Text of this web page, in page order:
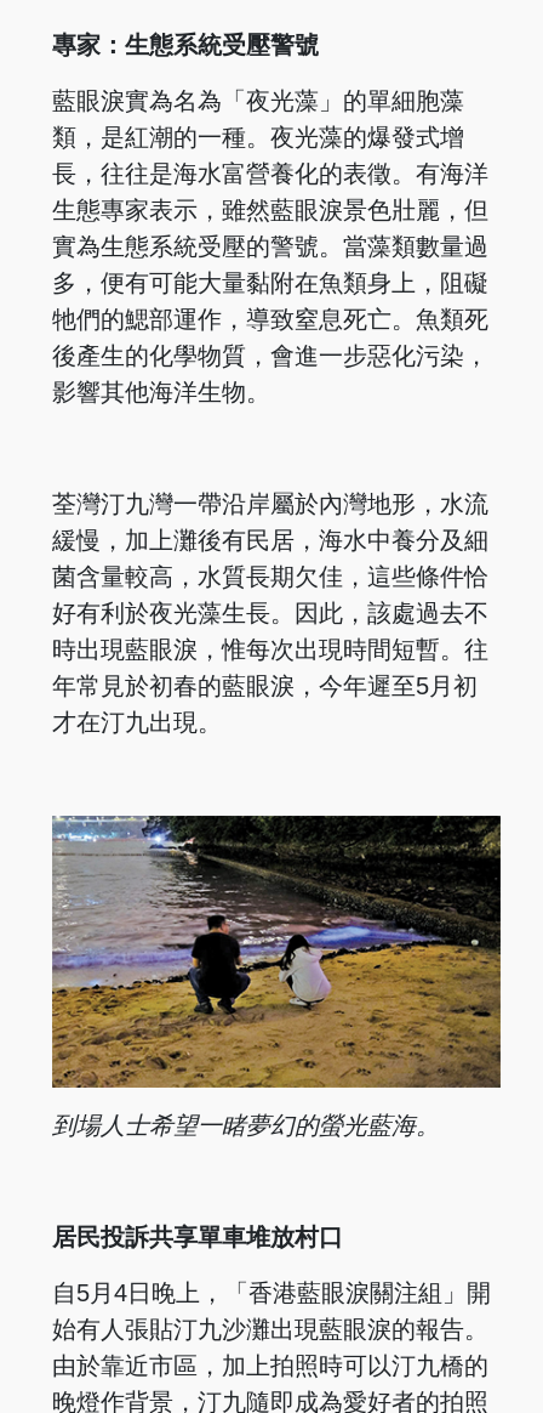
專家：生態系統受壓警號
藍眼淚實為名為「夜光藻」的單細胞藻
類，是紅潮的一種。夜光藻的爆發式增
長，往往是海水富營養化的表徵。有海洋
生態專家表示，雖然藍眼淚景色壯麗，但
實為生態系統受壓的警號。當藻類數量過
多，便有可能大量黏附在魚類身上，阻礙
牠們的鰓部運作，導致窒息死亡。魚類死
後產生的化學物質，會進一步惡化污染，
影響其他海洋生物。
荃灣汀九灣一帶沿岸屬於內灣地形，水流
緩慢，加上灘後有民居，海水中養分及細
菌含量較高，水質長期欠佳，這些條件恰
好有利於夜光藻生長。因此，該處過去不
時出現藍眼淚，惟每次出現時間短暫。往
年常見於初春的藍眼淚，今年遲至5月初
才在汀九出現。
到場人士希望一睹夢幻的螢光藍海。
居民投訴共享單車堆放村口
自5月4日晚上，「香港藍眼淚關注組」開
始有人張貼汀九沙灘出現藍眼淚的報告。
由於靠近市區，加上拍照時可以汀九橋的
晚燈作背景，汀九隨即成為愛好者的拍照